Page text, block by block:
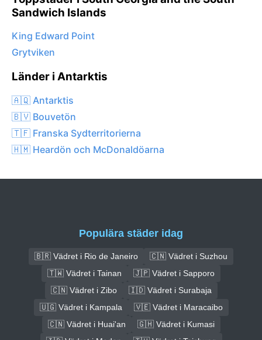
Sandwich Islands
King Edward Point
Grytviken
Länder i Antarktis
🇦🇶 Antarktis
🇧🇻 Bouvetön
🇹🇫 Franska Sydterritorierna
🇭🇲 Heardön och McDonaldöarna
Populära städer idag
🇧🇷 Vädret i Rio de Janeiro
🇨🇳 Vädret i Suzhou
🇹🇼 Vädret i Tainan
🇯🇵 Vädret i Sapporo
🇨🇳 Vädret i Zibo
🇮🇩 Vädret i Surabaja
🇺🇬 Vädret i Kampala
🇻🇪 Vädret i Maracaibo
🇨🇳 Vädret i Huai'an
🇬🇭 Vädret i Kumasi